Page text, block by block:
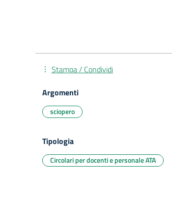
Stampa / Condividi
Argomenti
sciopero
Tipologia
Circolari per docenti e personale ATA